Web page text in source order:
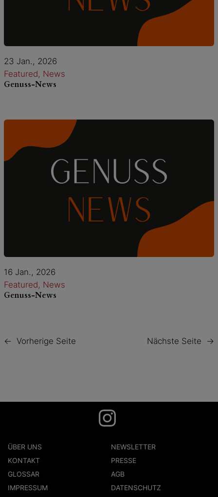
23 Jan., 2026
Featured, News
Genuss-News
16 Jan., 2026
Featured, News
Genuss-News
← Vorherige Seite Nächste Seite →
ÜBER UNS
NEWSLETTER
KONTAKT
PRESSE
GLOSSAR
AGB
IMPRESSUM
DATENSCHUTZ